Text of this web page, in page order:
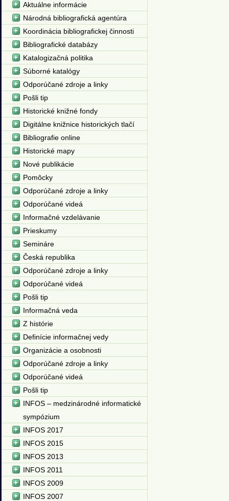
Aktuálne informácie
Národná bibliografická agentúra
Koordinácia bibliografickej činnosti
Bibliografické databázy
Katalogizačná politika
Súborné katalógy
Odporúčané zdroje a linky
Pošli tip
Historické knižné fondy
Digitálne knižnice historických tlačí
Bibliografie online
Historické mapy
Nové publikácie
Pomôcky
Odporúčané zdroje a linky
Odporúčané videá
Informačné vzdelávanie
Prieskumy
Semináre
Česká republika
Odporúčané zdroje a linky
Odporúčané videá
Pošli tip
Informačná veda
Z histórie
Definície informačnej vedy
Organizácie a osobnosti
Odporúčané zdroje a linky
Odporúčané videá
Pošli tip
INFOS – medzinárodné informatické
sympózium
INFOS 2017
INFOS 2015
INFOS 2013
INFOS 2011
INFOS 2009
INFOS 2007